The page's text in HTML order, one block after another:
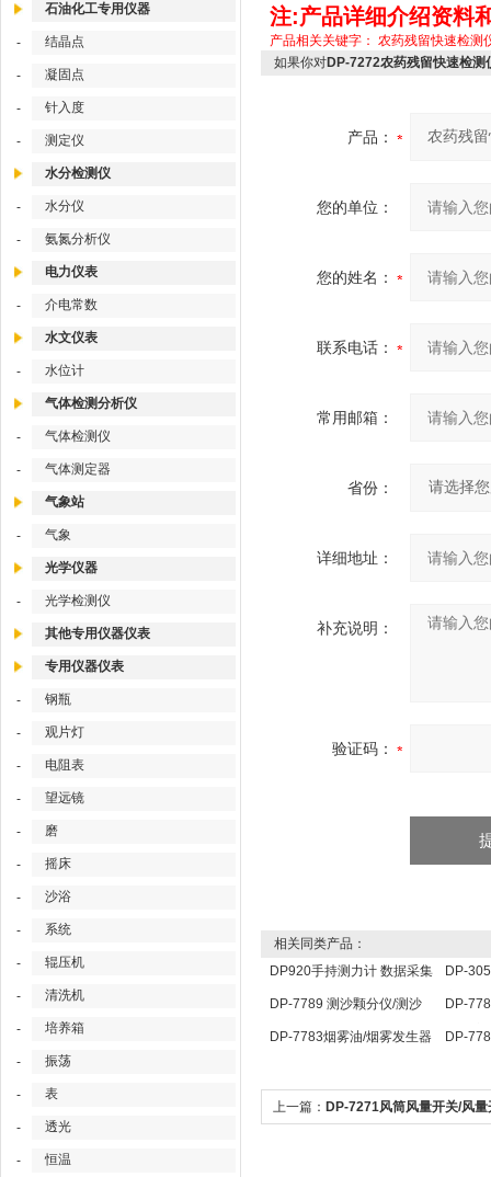
石油化工专用仪器
- 结晶点
- 凝固点
- 针入度
- 测定仪
水分检测仪
- 水分仪
- 氨氮分析仪
电力仪表
- 介电常数
水文仪表
- 水位计
气体检测分析仪
- 气体检测仪
- 气体测定器
气象站
- 气象
光学仪器
- 光学检测仪
其他专用仪器仪表
专用仪器仪表
- 钢瓶
- 观片灯
- 电阻表
- 望远镜
- 磨
- 摇床
- 沙浴
- 系统
- 辊压机
- 清洗机
- 培养箱
- 振荡
- 表
- 透光
- 恒温
注:产品详细介绍资料
产品相关关键字： 农药残留快速检测
如果你对DP-7272农药残留快速检测
产品：
您的单位：
您的姓名：
联系电话：
常用邮箱：
省份：
详细地址：
补充说明：
验证码：
相关同类产品：
DP920手持测力计 数据采集
分析仪 压力传感器仪表
DP-
定仪
DP-7789 测沙颗分仪/测沙
颗分仪/ 测沙颗检测仪
DP-
点温度
DP-7783烟雾油/烟雾发生器
DP-
上一篇： DP-7271风筒风量开关/风量